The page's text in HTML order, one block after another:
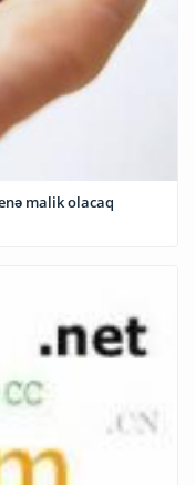
malik olacaq